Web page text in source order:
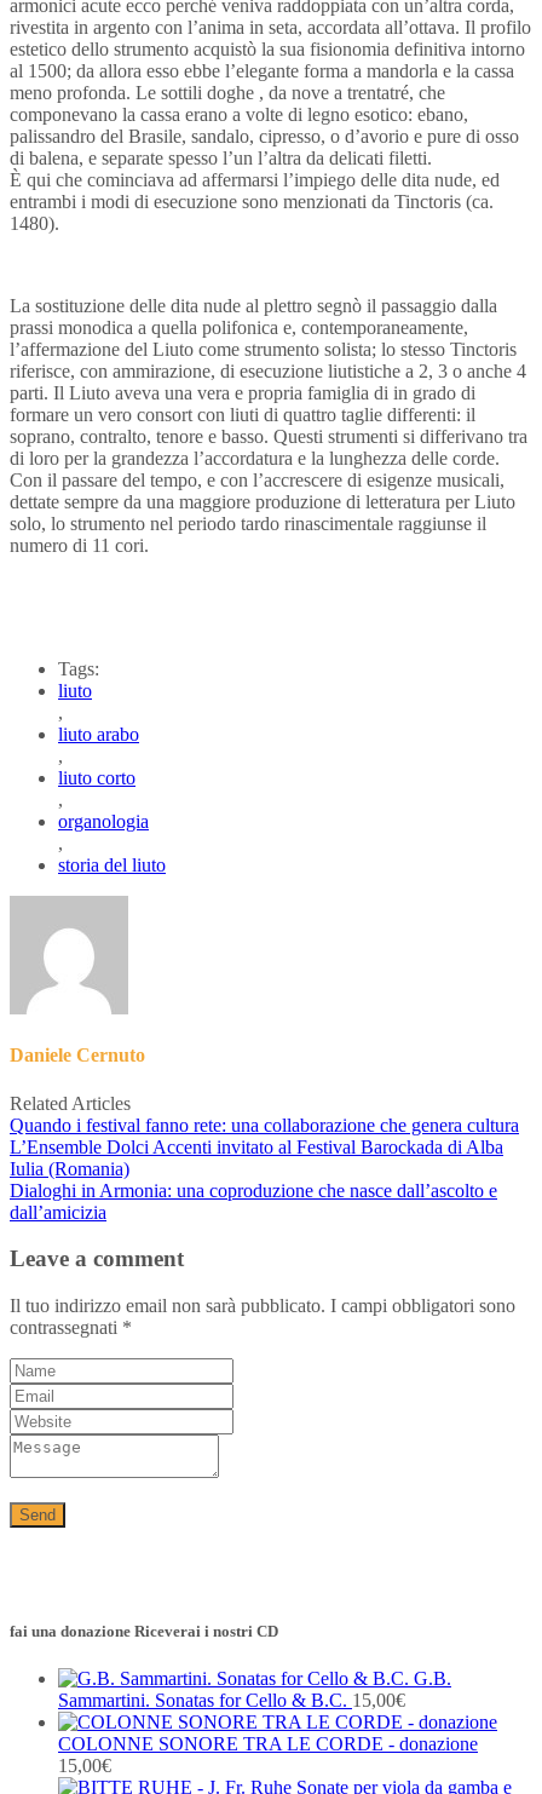
armonici acute ecco perché veniva raddoppiata con un’altra corda,
rivestita in argento con l’anima in seta, accordata all’ottava. Il profilo
estetico dello strumento acquistò la sua fisionomia definitiva intorno
al 1500; da allora esso ebbe l’elegante forma a mandorla e la cassa
meno profonda. Le sottili doghe , da nove a trentatré, che
componevano la cassa erano a volte di legno esotico: ebano,
palissandro del Brasile, sandalo, cipresso, o d’avorio e pure di osso
di balena, e separate spesso l’un l’altra da delicati filetti.
È qui che cominciava ad affermarsi l’impiego delle dita nude, ed
entrambi i modi di esecuzione sono menzionati da Tincto­ris (ca.
1480).
La sostituzione delle dita nude al plettro segnò il passaggio dalla
prassi monodica a quella polifonica e, contemporaneamente,
l’affermazione del Liuto come strumento solista; lo stesso Tinctoris
riferisce, con ammirazione, di esecuzione liutistiche a 2, 3 o anche 4
parti. Il Liuto aveva una vera e propria famiglia di in grado di
formare un vero consort con liuti di quattro taglie differenti: il
soprano, contralto, tenore e basso. Questi strumenti si differivano tra
di loro per la grandezza l’accordatura e la lunghezza delle corde.
Con il passare del tempo, e con l’accrescere di esigenze musicali,
dettate sempre da una maggiore produzione di letteratura per Liuto
solo, lo strumento nel periodo tardo rinascimentale raggiunse il
numero di 11 cori.
Tags:
liuto
,
liuto arabo
,
liuto corto
,
organologia
,
storia del liuto
Daniele Cernuto
Related Articles
Quando i festival fanno rete: una collaborazione che genera cultura
L’Ensemble Dolci Accenti invitato al Festival Barockada di Alba
Iulia (Romania)
Dialoghi in Armonia: una coproduzione che nasce dall’ascolto e
dall’amicizia
Leave a comment
Il tuo indirizzo email non sarà pubblicato. I campi obbligatori sono
contrassegnati *
fai una donazione Riceverai i nostri CD
G.B.
Sammartini. Sonatas for Cello & B.C. 15,00€
COLONNE SONORE TRA LE CORDE - donazione
15,00€